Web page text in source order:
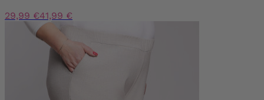
29,99 €41,99 €